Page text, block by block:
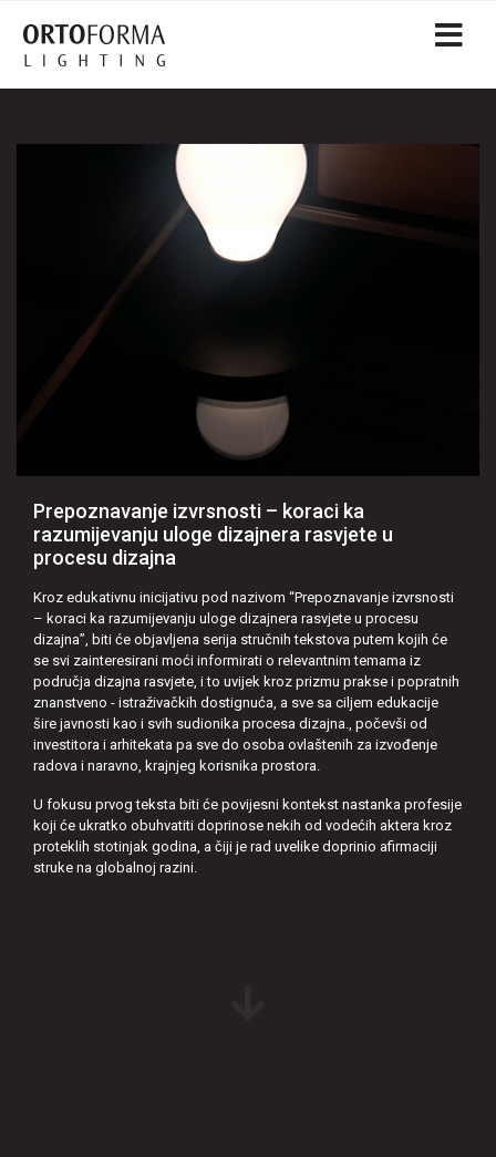
Prepoznavanje izvrsnosti – koraci ka
razumijevanju uloge dizajnera rasvjete u
procesu dizajna
Kroz edukativnu inicijativu pod nazivom “Prepoznavanje izvrsnosti
– koraci ka razumijevanju uloge dizajnera rasvjete u procesu
dizajna”, biti će objavljena serija stručnih tekstova putem kojih će
se svi zainteresirani moći informirati o relevantnim temama iz
područja dizajna rasvjete, i to uvijek kroz prizmu prakse i popratnih
znanstveno - istraživačkih dostignuća, a sve sa ciljem edukacije
šire javnosti kao i svih sudionika procesa dizajna., počevši od
investitora i arhitekata pa sve do osoba ovlaštenih za izvođenje
radova i naravno, krajnjeg korisnika prostora.
U fokusu prvog teksta biti će povijesni kontekst nastanka profesije
koji će ukratko obuhvatiti doprinose nekih od vodećih aktera kroz
proteklih stotinjak godina, a čiji je rad uvelike doprinio afirmaciji
struke na globalnoj razini.